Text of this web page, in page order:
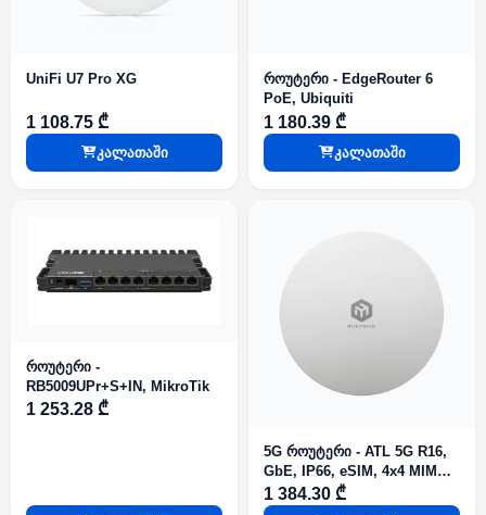
UniFi U7 Pro XG
1 108.75 ₾
კალათაში
როუტერი - EdgeRouter 6
PoE, Ubiquiti
1 180.39 ₾
კალათაში
როუტერი -
RB5009UPr+S+IN, MikroTik
1 253.28 ₾
5G როუტერი - ATL 5G R16,
GbE, IP66, eSIM, 4x4 MIMO,
16dBi, MikroTik
1 384.30 ₾